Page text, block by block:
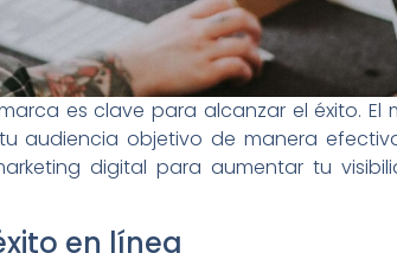
es clave para alcanzar el éxito. El
audiencia objetivo de manera
digital para aumentar tu
en línea